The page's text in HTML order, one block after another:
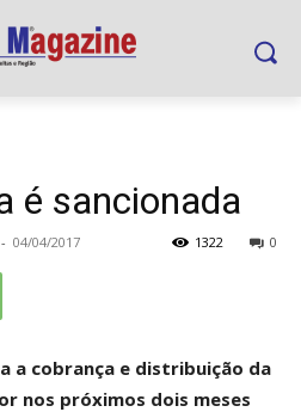
é sancionada
- 04/04/2017 0
1322
a cobrança e distribuição da
nos próximos dois meses